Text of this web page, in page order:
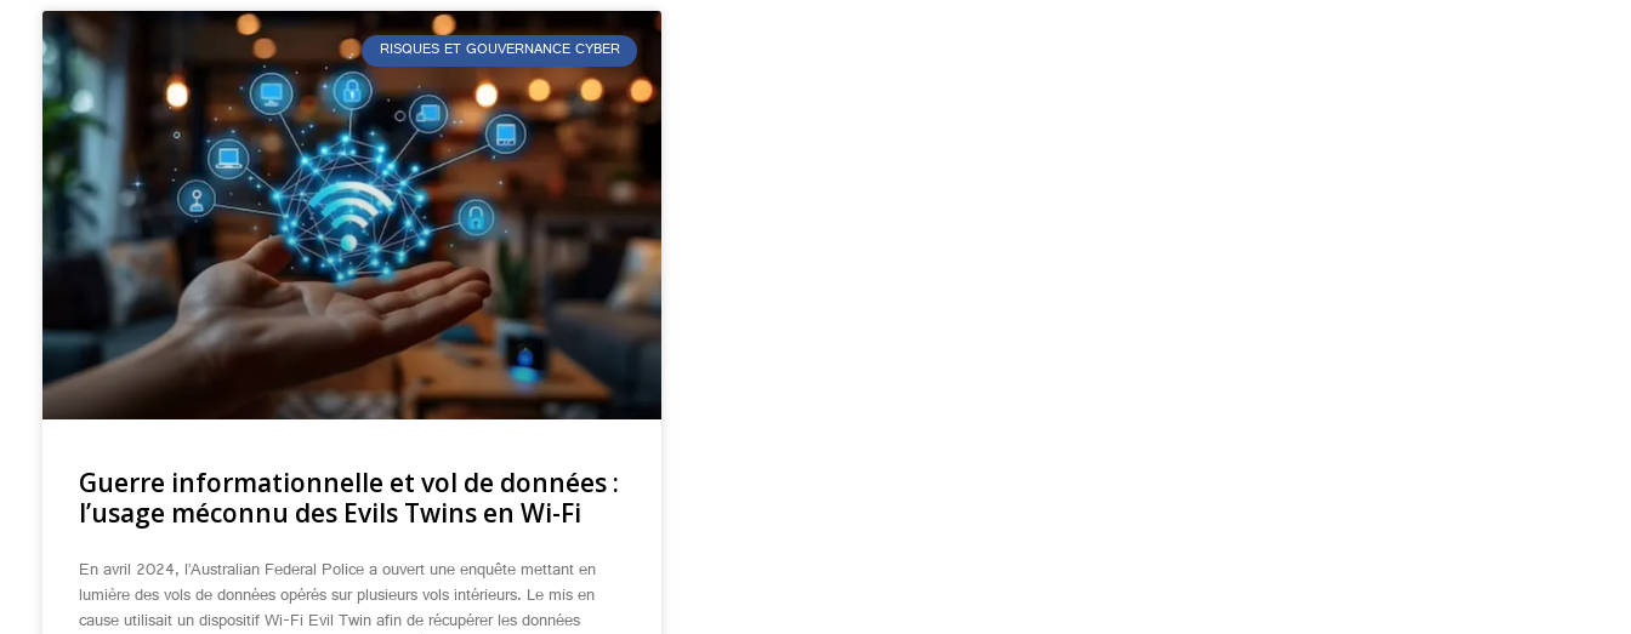
RISQUES ET GOUVERNANCE CYBER
Guerre informationnelle et vol de données :
l’usage méconnu des Evils Twins en Wi-Fi
En avril 2024, l’Australian Federal Police a ouvert une enquête mettant en
lumière des vols de données opérés sur plusieurs vols intérieurs. Le mis en
cause utilisait un dispositif Wi-Fi Evil Twin afin de récupérer les données